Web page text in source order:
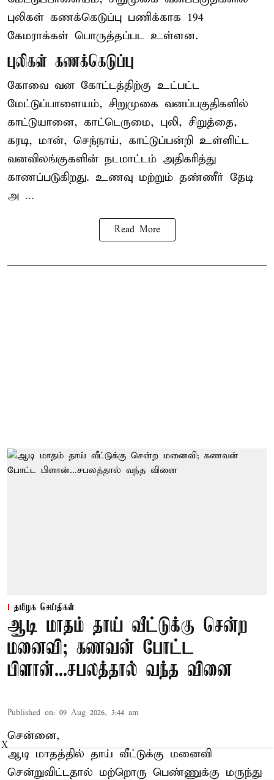
புலிகள் கணக்கெடுப்பு பணிக்காக 194
கேமராக்கள் பொருத்தப்பட உள்ளன.
புலிகள் கணக்கெடுப்பு
கோவை வன கோட்டத்திற்கு உட்பட்ட
மேட்டுப்பாளையம், சிறுமுகை வனப்பகுதிகளில்
காட்டுயானை, காட்டெருமை, புலி, சிறுத்தை,
கரடி, மான், செந்நாய், காட்டுப்பன்றி உள்ளிட்ட
வனவிலங்குகளின் நடமாட்டம் அதிகரித்து
காணப்படுகிறது. உணவு மற்றும் தண்ணீர் தேடி
அ ...
Read More
தமிழக செய்திகள்
ஆடி மாதம் தாய் வீட்டுக்கு சென்ற
மனைவி; கணவன் போட்ட
பிளான்...சபலத்தால் வந்த வினை
Published on: 09 Aug 2026, 3:44 am
சென்னை,
ஆடி மாதத்தில் தாய் வீட்டுக்கு மனைவி
சென்றுவிட்டதால் மற்றொரு பெண்ணுக்கு மருந்து
X